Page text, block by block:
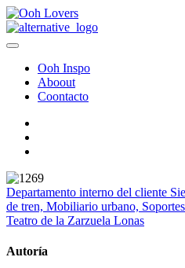
Ooh Inspo
Aboout
Coontacto
Departamento interno del cliente
de tren, Mobiliario urbano,
Teatro de la Zarzuela Lonas
Autoría